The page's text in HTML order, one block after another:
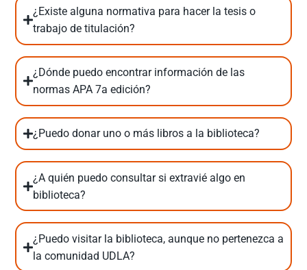
¿Existe alguna normativa para hacer la tesis o
trabajo de titulación?
¿Dónde puedo encontrar información de las
normas APA 7a edición?
¿Puedo donar uno o más libros a la biblioteca?
¿A quién puedo consultar si extravié algo en
biblioteca?
¿Puedo visitar la biblioteca, aunque no pertenezca a
la comunidad UDLA?